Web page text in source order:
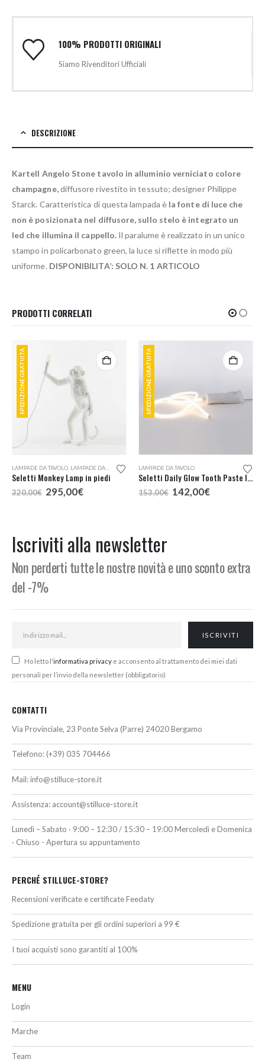
100% PRODOTTI ORIGINALI
Siamo Rivenditori Ufficiali
DESCRIZIONE
Kartell Angelo Stone tavolo in alluminio verniciato colore
champagne,diffusore rivestito in tessuto; designer Philippe
Starck. Caratteristica di questa lampada è la fonte di luce che
non è posizionata nel diffusore, sullo stelo è integrato un
led che illumina il cappello. Il paralume è realizzato in un unico
stampo in policarbonato green, la luce si riflette in modo più
uniforme. DISPONIBILITA’: SOLO N. 1 ARTICOLO
PRODOTTI CORRELATI
SPEDIZIONE GRATUITA
LAMPADE DA TAVOLO, LAMPADE DA TERRA
Seletti Monkey Lamp in piedi
320,00€ Il
prezzo
295,00€Il
SPEDIZIONE GRATUITA
LAMPADE DA TAVOLO
Seletti Daily Glow Tooth Paste lampada tavolo
153,00€ Il
prezzo
142,00€Il
Iscriviti alla newsletter
Non perderti tutte le nostre novità e uno sconto extra
del -7%
Ho letto l'informativa privacy e acconsento al trattamento dei miei dati
personali per l’invio della newsletter (obbligatorio)
CONTATTI
Via Provinciale, 23 Ponte Selva (Parre) 24020 Bergamo
Telefono: (+39) 035 704466
Mail:info@stilluce-store.it
Assistenza: account@stilluce-store.it
Lunedì – Sabato · 9:00 – 12:30 / 15:30 – 19:00 Mercoledì e Domenica
· Chiuso - Apertura su appuntamento
PERCHÉ STILLUCE-STORE?
Recensioni verificate e certificate Feedaty
Spedizione gratuita per gli ordini superiori a 99 €
I tuoi acquisti sono garantiti al 100%
MENU
Login
Marche
Team